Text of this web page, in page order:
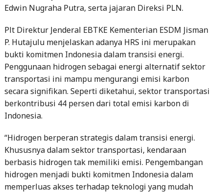
Edwin Nugraha Putra, serta jajaran Direksi PLN.
Plt Direktur Jenderal EBTKE Kementerian ESDM Jisman
P. Hutajulu menjelaskan adanya HRS ini merupakan
bukti komitmen Indonesia dalam transisi energi.
Penggunaan hidrogen sebagai energi alternatif sektor
transportasi ini mampu mengurangi emisi karbon
secara signifikan. Seperti diketahui, sektor transportasi
berkontribusi 44 persen dari total emisi karbon di
Indonesia.
“Hidrogen berperan strategis dalam transisi energi.
Khususnya dalam sektor transportasi, kendaraan
berbasis hidrogen tak memiliki emisi. Pengembangan
hidrogen menjadi bukti komitmen Indonesia dalam
memperluas akses terhadap teknologi yang mudah